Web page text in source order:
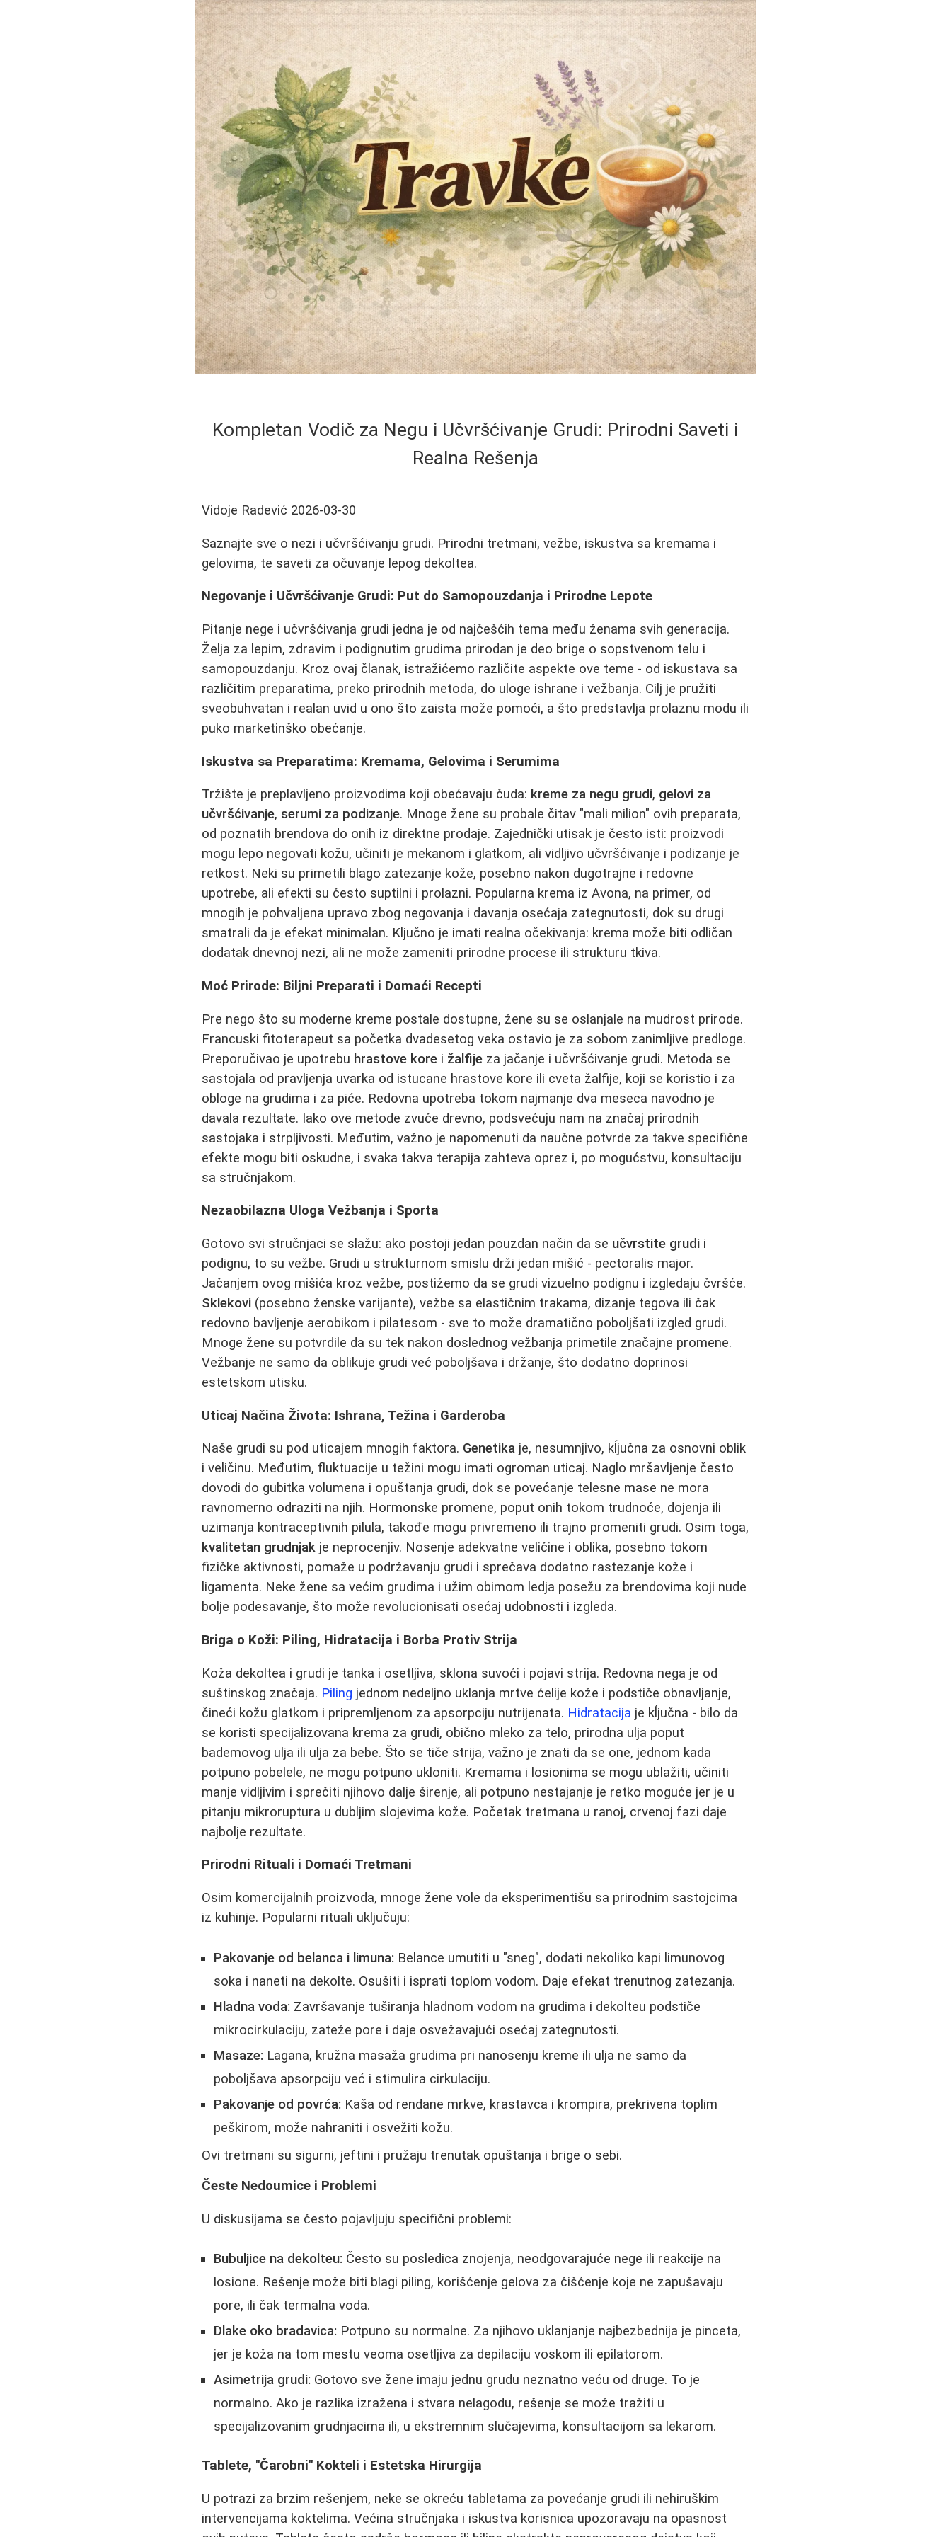
Kompletan Vodič za Negu i Učvršćivanje Grudi: Prirodni Saveti i
Realna Rešenja
Vidoje Radević 2026-03-30
Saznajte sve o nezi i učvršćivanju grudi. Prirodni tretmani, vežbe, iskustva sa kremama i
gelovima, te saveti za očuvanje lepog dekoltea.
Negovanje i Učvršćivanje Grudi: Put do Samopouzdanja i Prirodne Lepote
Pitanje nege i učvršćivanja grudi jedna je od najčešćih tema među ženama svih generacija.
Želja za lepim, zdravim i podignutim grudima prirodan je deo brige o sopstvenom telu i
samopouzdanju. Kroz ovaj članak, istražićemo različite aspekte ove teme - od iskustava sa
različitim preparatima, preko prirodnih metoda, do uloge ishrane i vežbanja. Cilj je pružiti
sveobuhvatan i realan uvid u ono što zaista može pomoći, a što predstavlja prolaznu modu ili
puko marketinško obećanje.
Iskustva sa Preparatima: Kremama, Gelovima i Serumima
Tržište je preplavljeno proizvodima koji obećavaju čuda: kreme za negu grudi, gelovi za
učvršćivanje, serumi za podizanje. Mnoge žene su probale čitav "mali milion" ovih preparata,
od poznatih brendova do onih iz direktne prodaje. Zajednički utisak je često isti: proizvodi
mogu lepo negovati kožu, učiniti je mekanom i glatkom, ali vidljivo učvršćivanje i podizanje je
retkost. Neki su primetili blago zatezanje kože, posebno nakon dugotrajne i redovne
upotrebe, ali efekti su često suptilni i prolazni. Popularna krema iz Avona, na primer, od
mnogih je pohvaljena upravo zbog negovanja i davanja osećaja zategnutosti, dok su drugi
smatrali da je efekat minimalan. Ključno je imati realna očekivanja: krema može biti odličan
dodatak dnevnoj nezi, ali ne može zameniti prirodne procese ili strukturu tkiva.
Moć Prirode: Biljni Preparati i Domaći Recepti
Pre nego što su moderne kreme postale dostupne, žene su se oslanjale na mudrost prirode.
Francuski fitoterapeut sa početka dvadesetog veka ostavio je za sobom zanimljive predloge.
Preporučivao je upotrebu hrastove kore i žalfije za jačanje i učvršćivanje grudi. Metoda se
sastojala od pravljenja uvarka od istucane hrastove kore ili cveta žalfije, koji se koristio i za
obloge na grudima i za piće. Redovna upotreba tokom najmanje dva meseca navodno je
davala rezultate. Iako ove metode zvuče drevno, podsvećuju nam na značaj prirodnih
sastojaka i strpljivosti. Međutim, važno je napomenuti da naučne potvrde za takve specifične
efekte mogu biti oskudne, i svaka takva terapija zahteva oprez i, po mogućstvu, konsultaciju
sa stručnjakom.
Nezaobilazna Uloga Vežbanja i Sporta
Gotovo svi stručnjaci se slažu: ako postoji jedan pouzdan način da se učvrstite grudi i
podignu, to su vežbe. Grudi u strukturnom smislu drži jedan mišić - pectoralis major.
Jačanjem ovog mišića kroz vežbe, postižemo da se grudi vizuelno podignu i izgledaju čvršće.
Sklekovi (posebno ženske varijante), vežbe sa elastičnim trakama, dizanje tegova ili čak
redovno bavljenje aerobikom i pilatesom - sve to može dramatično poboljšati izgled grudi.
Mnoge žene su potvrdile da su tek nakon doslednog vežbanja primetile značajne promene.
Vežbanje ne samo da oblikuje grudi već poboljšava i držanje, što dodatno doprinosi
estetskom utisku.
Uticaj Načina Života: Ishrana, Težina i Garderoba
Naše grudi su pod uticajem mnogih faktora. Genetika je, nesumnjivo, kĺjučna za osnovni oblik
i veličinu. Međutim, fluktuacije u težini mogu imati ogroman uticaj. Naglo mršavljenje često
dovodi do gubitka volumena i opuštanja grudi, dok se povećanje telesne mase ne mora
ravnomerno odraziti na njih. Hormonske promene, poput onih tokom trudnoće, dojenja ili
uzimanja kontraceptivnih pilula, takođe mogu privremeno ili trajno promeniti grudi. Osim toga,
kvalitetan grudnjak je neprocenjiv. Nosenje adekvatne veličine i oblika, posebno tokom
fizičke aktivnosti, pomaže u podržavanju grudi i sprečava dodatno rastezanje kože i
ligamenta. Neke žene sa većim grudima i užim obimom ledja posežu za brendovima koji nude
bolje podesavanje, što može revolucionisati osećaj udobnosti i izgleda.
Briga o Koži: Piling, Hidratacija i Borba Protiv Strija
Koža dekoltea i grudi je tanka i osetljiva, sklona suvoći i pojavi strija. Redovna nega je od
suštinskog značaja. Piling jednom nedeljno uklanja mrtve ćelije kože i podstiče obnavljanje,
čineći kožu glatkom i pripremljenom za apsorpciju nutrijenata. Hidratacija je kĺjučna - bilo da
se koristi specijalizovana krema za grudi, obično mleko za telo, prirodna ulja poput
bademovog ulja ili ulja za bebe. Što se tiče strija, važno je znati da se one, jednom kada
potpuno pobelele, ne mogu potpuno ukloniti. Kremama i losionima se mogu ublažiti, učiniti
manje vidljivim i sprečiti njihovo dalje širenje, ali potpuno nestajanje je retko moguće jer je u
pitanju mikroruptura u dubljim slojevima kože. Početak tretmana u ranoj, crvenoj fazi daje
najbolje rezultate.
Prirodni Rituali i Domaći Tretmani
Osim komercijalnih proizvoda, mnoge žene vole da eksperimentišu sa prirodnim sastojcima
iz kuhinje. Popularni rituali uključuju:
Pakovanje od belanca i limuna: Belance umutiti u "sneg", dodati nekoliko kapi limunovog
soka i naneti na dekolte. Osušiti i isprati toplom vodom. Daje efekat trenutnog zatezanja.
Hladna voda: Završavanje tuširanja hladnom vodom na grudima i dekolteu podstiče
mikrocirkulaciju, zateže pore i daje osvežavajući osećaj zategnutosti.
Masaze: Lagana, kružna masaža grudima pri nanosenju kreme ili ulja ne samo da
poboljšava apsorpciju već i stimulira cirkulaciju.
Pakovanje od povrća: Kaša od rendane mrkve, krastavca i krompira, prekrivena toplim
peškirom, može nahraniti i osvežiti kožu.
Ovi tretmani su sigurni, jeftini i pružaju trenutak opuštanja i brige o sebi.
Česte Nedoumice i Problemi
U diskusijama se često pojavljuju specifični problemi:
Bubuljice na dekolteu: Često su posledica znojenja, neodgovarajuće nege ili reakcije na
losione. Rešenje može biti blagi piling, korišćenje gelova za čišćenje koje ne zapušavaju
pore, ili čak termalna voda.
Dlake oko bradavica: Potpuno su normalne. Za njihovo uklanjanje najbezbednija je pinceta,
jer je koža na tom mestu veoma osetljiva za depilaciju voskom ili epilatorom.
Asimetrija grudi: Gotovo sve žene imaju jednu grudu neznatno veću od druge. To je
normalno. Ako je razlika izražena i stvara nelagodu, rešenje se može tražiti u
specijalizovanim grudnjacima ili, u ekstremnim slučajevima, konsultacijom sa lekarom.
Tablete, "Čarobni" Kokteli i Estetska Hirurgija
U potrazi za brzim rešenjem, neke se okreću tabletama za povećanje grudi ili nehiruškim
intervencijama koktelima. Većina stručnjaka i iskustva korisnica upozoravaju na opasnost